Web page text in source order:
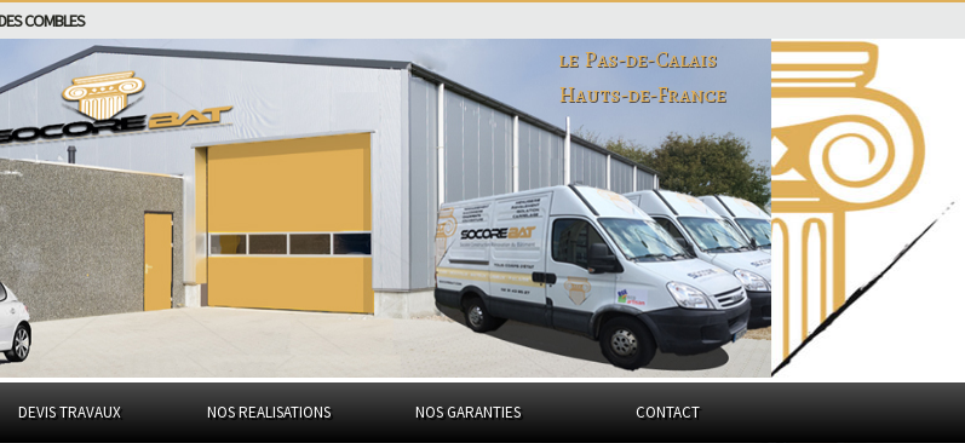
COMBLES
le Pas-de-Calais
Hauts-de-France
DEVIS TRAVAUX NOS REALISATIONS NOS GARANTIES CONTACT